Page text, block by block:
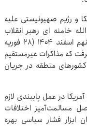
و رژیم صهیونیستی علیه
خامنه ای رهبر انقلاب
اسلامی به شهادت رسیدند از بامداد روز نهم اسفند ۱۴۰۴ (۲۸ فوریه
که مذاکرات غیرمستقیم
کشورهای منطقه در جریان
در عمل پایبندی لازم
مسالمت‌آمیز اختلافات
ابزار فشار سیاسی بهره